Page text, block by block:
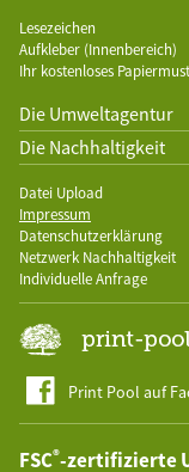
Lesezeichen
Aufkleber (Innenbereich)
Ihr kostenloses
Die Umweltagentur
Die Nachhaltigkeit
Datei Upload
Impressum
Datenschutzerklärung
Netzwerk Nachhaltigkeit
Individuelle Anfrage
Print Pool auf
FSC®-zertifizierte